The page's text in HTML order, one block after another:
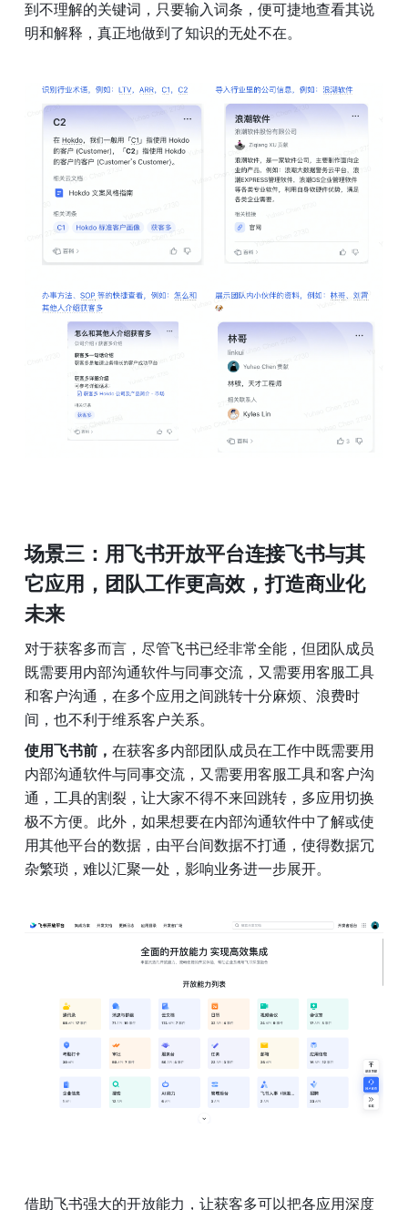
到不理解的关键词，只要输入词条，便可捷地查看其说
明和解释，真正地做到了知识的无处不在。
场景三：用飞书开放平台连接飞书与其
它应用，团队工作更高效，打造商业化
未来
对于获客多而言，尽管飞书已经非常全能，但团队成员
既需要用内部沟通软件与同事交流，又需要用客服工具
和客户沟通，在多个应用之间跳转十分麻烦、浪费时
间，也不利于维系客户关系。
使用飞书前， 在获客多内部团队成员在工作中既需要用
内部沟通软件与同事交流，又需要用客服工具和客户沟
通，工具的割裂，让大家不得不来回跳转，多应用切换
极不方便。此外，如果想要在内部沟通软件中了解或使
用其他平台的数据，由平台间数据不打通，使得数据冗
杂繁琐，难以汇聚一处，影响业务进一步展开。
借助飞书强大的开放能力，让获客多可以把各应用深度